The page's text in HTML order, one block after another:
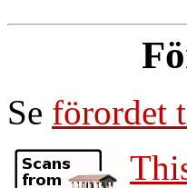
Se förordet